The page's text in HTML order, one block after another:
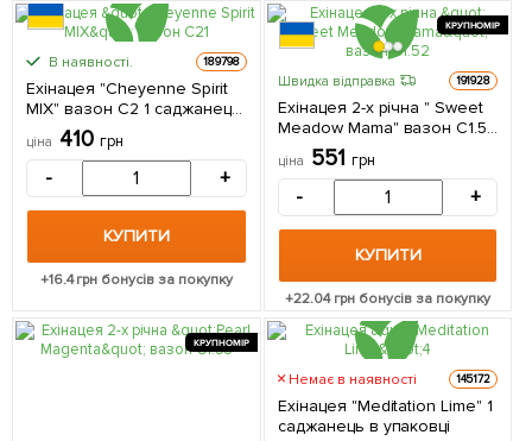
В наявності. 189798
Ехінацея "Cheyenne Spirit
MIX" вазон С2 1 саджанець
в упаковці
ціна 410 грн
- +
КУПИТИ
+16.4грн бонусів за покупку
КРУПНОМІР
Швидка відправка 191928
Ехінацея 2-х річна " Sweet
Meadow Mama" вазон С1.5 1
саджанець в упаковці
ціна 551 грн
- +
КУПИТИ
+22.04грн бонусів за покупку
КРУПНОМІР
Немає в наявності 145172
Ехінацея "Meditation Lime" 1
саджанець в упаковці